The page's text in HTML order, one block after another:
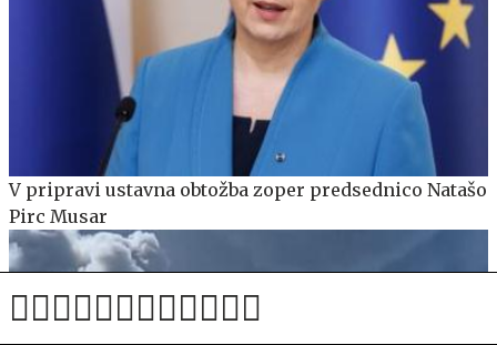
V pripravi ustavna obtožba zoper predsednico Natašo
Pirc Musar